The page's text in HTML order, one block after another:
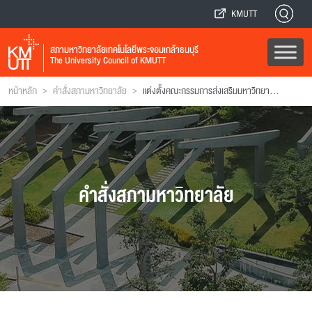
KMUTT
สภามหาวิทยาลัยเทคโนโลยีพระจอมเกล้าธนบุรี
The University Council of KMUTT
หน้าหลัก > คำสั่งสภามหาวิทยาลัย > แต่งตั้งคณะกรรมการส่งเสริมมหาวิทยาลัยเทคโนโลยีพระจอมเกล้าธนบุรี
คำสั่งสภามหาวิทยาลัย